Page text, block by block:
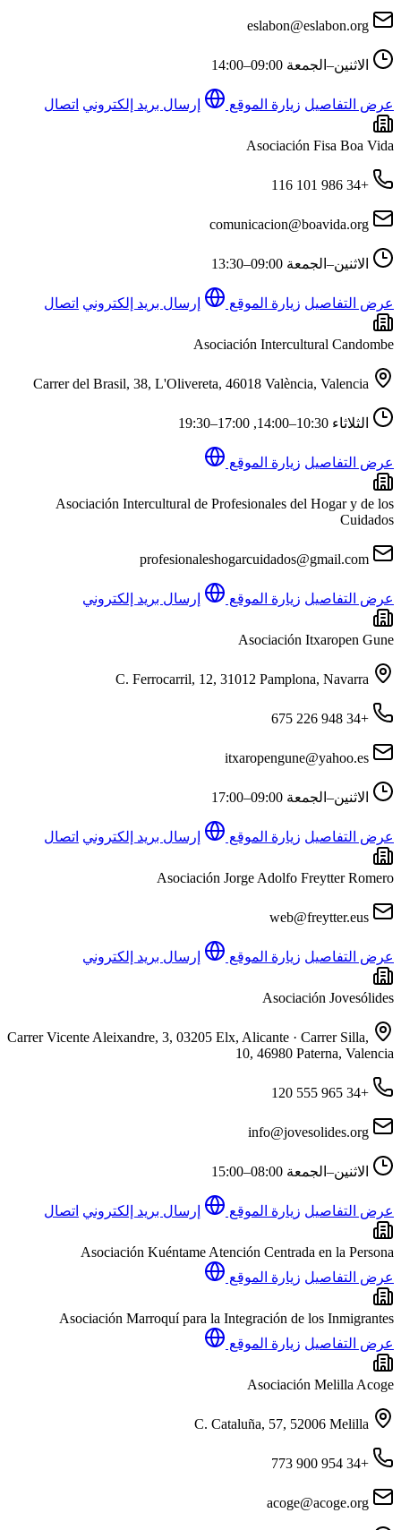
eslabon@eslabon.org
الاثنين–الجمعة 09:00–14:00
عرض التفاصيل زيارة الموقع إرسال بريد إلكتروني اتصال
Asociación Fisa Boa Vida
+34 986 101 116
comunicacion@boavida.org
الاثنين–الجمعة 09:00–13:30
عرض التفاصيل زيارة الموقع إرسال بريد إلكتروني اتصال
Asociación Intercultural Candombe
Carrer del Brasil, 38, L'Olivereta, 46018 València, Valencia
الثلاثاء 10:30–14:00, 17:00–19:30
عرض التفاصيل زيارة الموقع
Asociación Intercultural de Profesionales del Hogar y de los
Cuidados
profesionaleshogarcuidados@gmail.com
عرض التفاصيل زيارة الموقع إرسال بريد إلكتروني
Asociación Itxaropen Gune
C. Ferrocarril, 12, 31012 Pamplona, Navarra
+34 948 226 675
itxaropengune@yahoo.es
الاثنين–الجمعة 09:00–17:00
عرض التفاصيل زيارة الموقع إرسال بريد إلكتروني اتصال
Asociación Jorge Adolfo Freytter Romero
web@freytter.eus
عرض التفاصيل زيارة الموقع إرسال بريد إلكتروني
Asociación Jovesólides
Carrer Vicente Aleixandre, 3, 03205 Elx, Alicante · Carrer Silla,
10, 46980 Paterna, Valencia
+34 965 555 120
info@jovesolides.org
الاثنين–الجمعة 08:00–15:00
عرض التفاصيل زيارة الموقع إرسال بريد إلكتروني اتصال
Asociación Kuéntame Atención Centrada en la Persona
عرض التفاصيل زيارة الموقع
Asociación Marroquí para la Integración de los Inmigrantes
عرض التفاصيل زيارة الموقع
Asociación Melilla Acoge
C. Cataluña, 57, 52006 Melilla
+34 954 900 773
acoge@acoge.org